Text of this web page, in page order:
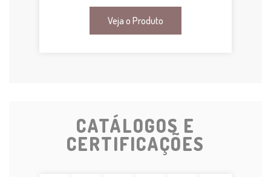
Veja o Produto
CATÁLOGOS E
CERTIFICAÇÕES